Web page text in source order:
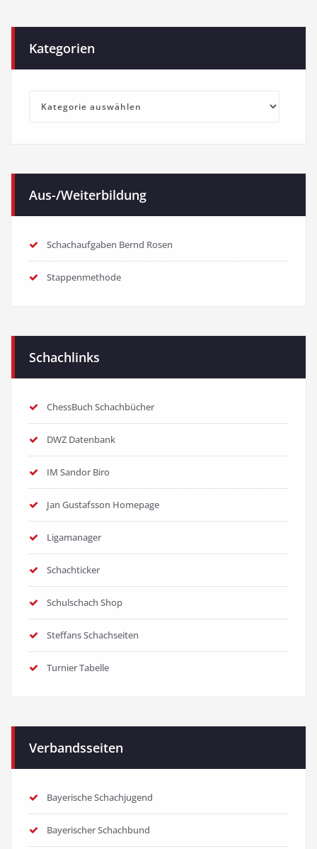
Kategorien
Kategorien
Aus-/Weiterbildung
Schachaufgaben Bernd Rosen
Stappenmethode
Schachlinks
ChessBuch Schachbücher
DWZ Datenbank
IM Sandor Biro
Jan Gustafsson Homepage
Ligamanager
Schachticker
Schulschach Shop
Steffans Schachseiten
Turnier Tabelle
Verbandsseiten
Bayerische Schachjugend
Bayerischer Schachbund